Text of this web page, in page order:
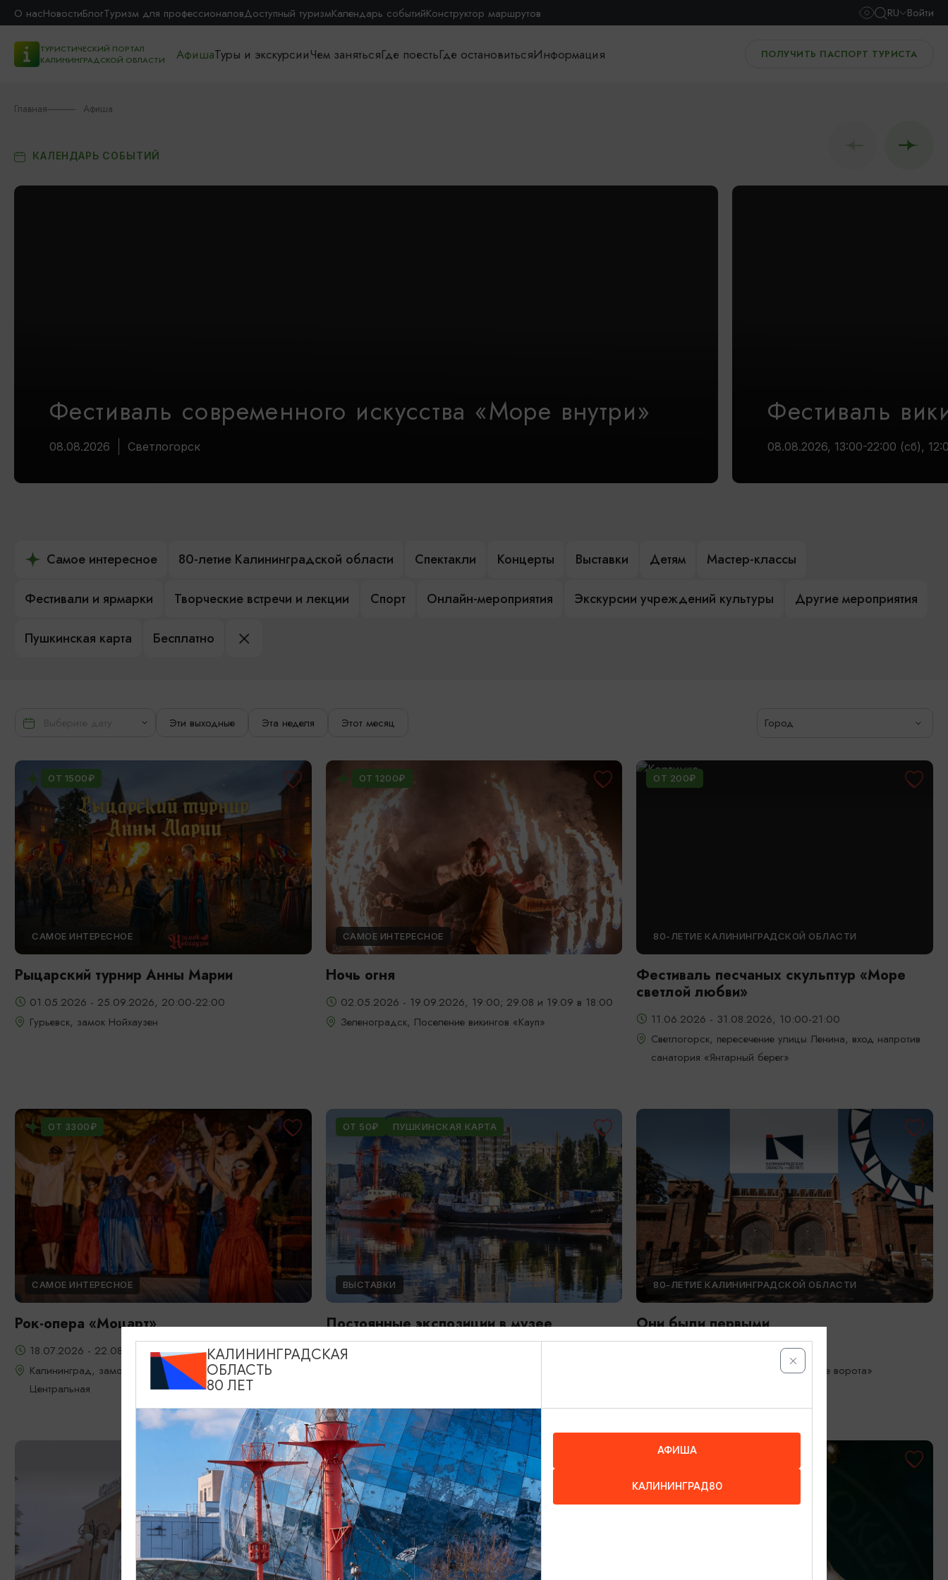
О насНовостиБлогТуризм для профессионаловДоступный туризмКалендарь событийКонструктор маршрутов RU Войти
ТУРИСТИЧЕСКИЙ ПОРТАЛ
КАЛИНИНГРАДСКОЙ ОБЛАСТИ
АфишаТуры и экскурсииЧем занятьсяГде поестьГде остановитьсяИнформация ПОЛУЧИТЬ ПАСПОРТ ТУРИСТА
Главная Афиша
КАЛЕНДАРЬ СОБЫТИЙ
Фестиваль современного искусства «Море внутри»
08.08.2026 Светлогорск
Фестиваль
08.08.2026, 13:00-22:00 (сб),
Самое интересное 80-летие Калининградской области Спектакли Концерты Выставки Детям Мастер-классы
Фестивали и ярмарки Творческие встречи и лекции Спорт Онлайн-мероприятия Экскурсии учреждений культуры Другие мероприятия
Пушкинская карта Бесплатно
Эти выходные Эта неделя Этот месяц Город
ОТ 1500₽
САМОЕ ИНТЕРЕСНОЕ
Рыцарский турнир Анны Марии
01.05.2026 - 25.09.2026, 20:00-22:00
Гурьевск, замок Нойхаузен
ОТ 1200₽
САМОЕ ИНТЕРЕСНОЕ
Ночь огня
02.05.2026 - 19.09.2026, 19:00; 29.08 и 19.09 в 18:00
Зеленоградск, Поселение викингов «Кауп»
ОТ 200₽
80-ЛЕТИЕ КАЛИНИНГРАДСКОЙ ОБЛАСТИ
Фестиваль песчаных скульптур «Море
светлой любви»
11.06.2026 - 31.08.2026, 10:00-21:00
Светлогорск, пересечение улицы Ленина, вход напротив
санатория «Янтарный берег»
ОТ 3300₽
САМОЕ ИНТЕРЕСНОЕ
Рок-опера «Моцарт»
18.07.2026 - 22.08.2026, 18:00, 7.08 и 22.08 в 17:00
Калининград, замок Шаакен, пос. Некрасово, ул.
Центральная
ОТ 50₽ ПУШКИНСКАЯ КАРТА
ВЫСТАВКИ
Постоянные экспозиции в музее
Мирового океана
80-ЛЕТИЕ КАЛИНИНГРАДСКОЙ ОБЛАСТИ
Они были первыми
Калининград, Музей «Фридландские ворота»
КАЛИНИНГРАДСКАЯ
ОБЛАСТЬ
80 ЛЕТ
АФИША
КАЛИНИНГРАД80